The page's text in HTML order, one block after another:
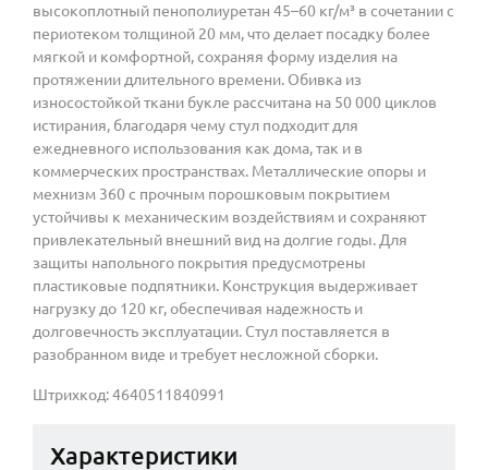
высокоплотный пенополиуретан 45–60 кг/м³ в сочетании с
периотеком толщиной 20 мм, что делает посадку более
мягкой и комфортной, сохраняя форму изделия на
протяжении длительного времени. Обивка из
износостойкой ткани букле рассчитана на 50 000 циклов
истирания, благодаря чему стул подходит для
ежедневного использования как дома, так и в
коммерческих пространствах. Металлические опоры и
мехнизм 360 с прочным порошковым покрытием
устойчивы к механическим воздействиям и сохраняют
привлекательный внешний вид на долгие годы. Для
защиты напольного покрытия предусмотрены
пластиковые подпятники. Конструкция выдерживает
нагрузку до 120 кг, обеспечивая надежность и
долговечность эксплуатации. Стул поставляется в
разобранном виде и требует несложной сборки.
Штрихкод: 4640511840991
Характеристики